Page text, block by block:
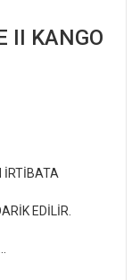
II KANGO
İRTİBATA
EDİLİR.